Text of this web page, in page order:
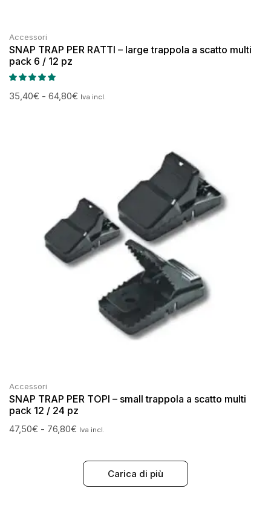
Accessori
SNAP TRAP PER RATTI – large trappola a scatto multi
pack 6 / 12 pz
35,40€ - 64,80€ Iva incl.
Accessori
SNAP TRAP PER TOPI – small trappola a scatto multi
pack 12 / 24 pz
47,50€ - 76,80€ Iva incl.
Carica di più